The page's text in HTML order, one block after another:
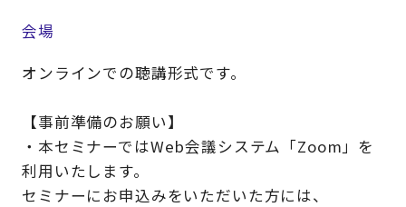
会場
オンラインでの聴講形式です。
【事前準備のお願い】
・本セミナーではWeb会議システム「Zoom」を
利用いたします。
セミナーにお申込みをいただいた方には、